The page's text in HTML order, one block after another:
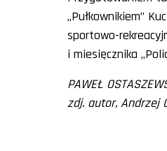
„Pułkownikiem”
sportowo-
i miesięcznika
PAWEŁ
zdj. autor, Andrzej